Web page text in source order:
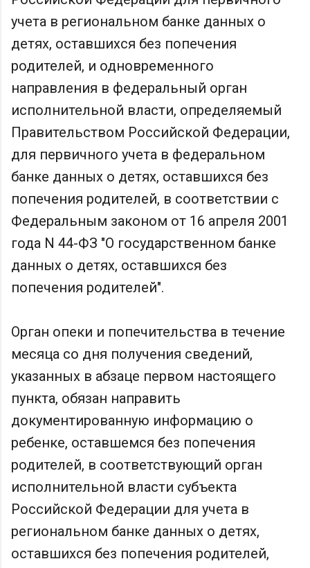
учета в региональном банке данных о
детях, оставшихся без попечения
родителей, и одновременного
направления в федеральный орган
исполнительной власти, определяемый
Правительством Российской Федерации,
для первичного учета в федеральном
банке данных о детях, оставшихся без
попечения родителей, в соответствии с
Федеральным законом от 16 апреля 2001
года N 44-ФЗ "О государственном банке
данных о детях, оставшихся без
попечения родителей".
Орган опеки и попечительства в течение
месяца со дня получения сведений,
указанных в абзаце первом настоящего
пункта, обязан направить
документированную информацию о
ребенке, оставшемся без попечения
родителей, в соответствующий орган
исполнительной власти субъекта
Российской Федерации для учета в
региональном банке данных о детях,
оставшихся без попечения родителей,